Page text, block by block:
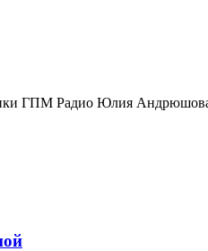
ГПМ Радио Юлия